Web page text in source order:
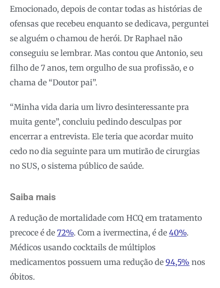
Emocionado, depois de contar todas as histórias de
ofensas que recebeu enquanto se dedicava, perguntei
se alguém o chamou de herói. Dr Raphael não
conseguiu se lembrar. Mas contou que Antonio, seu
filho de 7 anos, tem orgulho de sua profissão, e o
chama de “Doutor pai”.
“Minha vida daria um livro desinteressante pra
muita gente”, concluiu pedindo desculpas por
encerrar a entrevista. Ele teria que acordar muito
cedo no dia seguinte para um mutirão de cirurgias
no SUS, o sistema público de saúde.
Saiba mais
A redução de mortalidade com HCQ em tratamento
precoce é de 72%. Com a ivermectina, é de 40%.
Médicos usando cocktails de múltiplos
medicamentos possuem uma redução de 94,5% nos
óbitos.